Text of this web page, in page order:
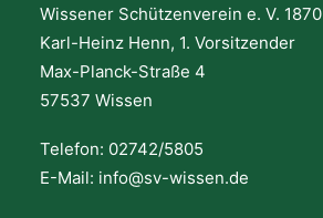
READ MORE
Wissener Schützenverein e. V. 1870
Karl-Heinz Henn, 1. Vorsitzender
Max-Planck-Straße 4
57537 Wissen
Telefon: 02742/5805
E-Mail: info@sv-wissen.de